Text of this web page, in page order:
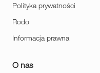
Polityka prywatności
Rodo
Informacja prawna
O nas